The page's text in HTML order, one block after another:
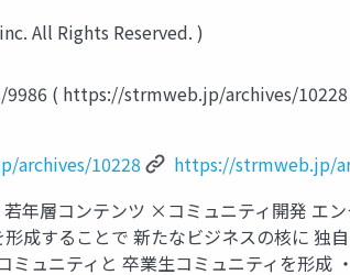
All Rights Reserved. )
( https://strmweb.jp/archives/
archives/10228
https://strmweb.jp/
層コンテンツ ×コミュニティ開発 エ
成することで 新たなビジネスの核に 独
ュニティと 卒業生コミュニティを形成